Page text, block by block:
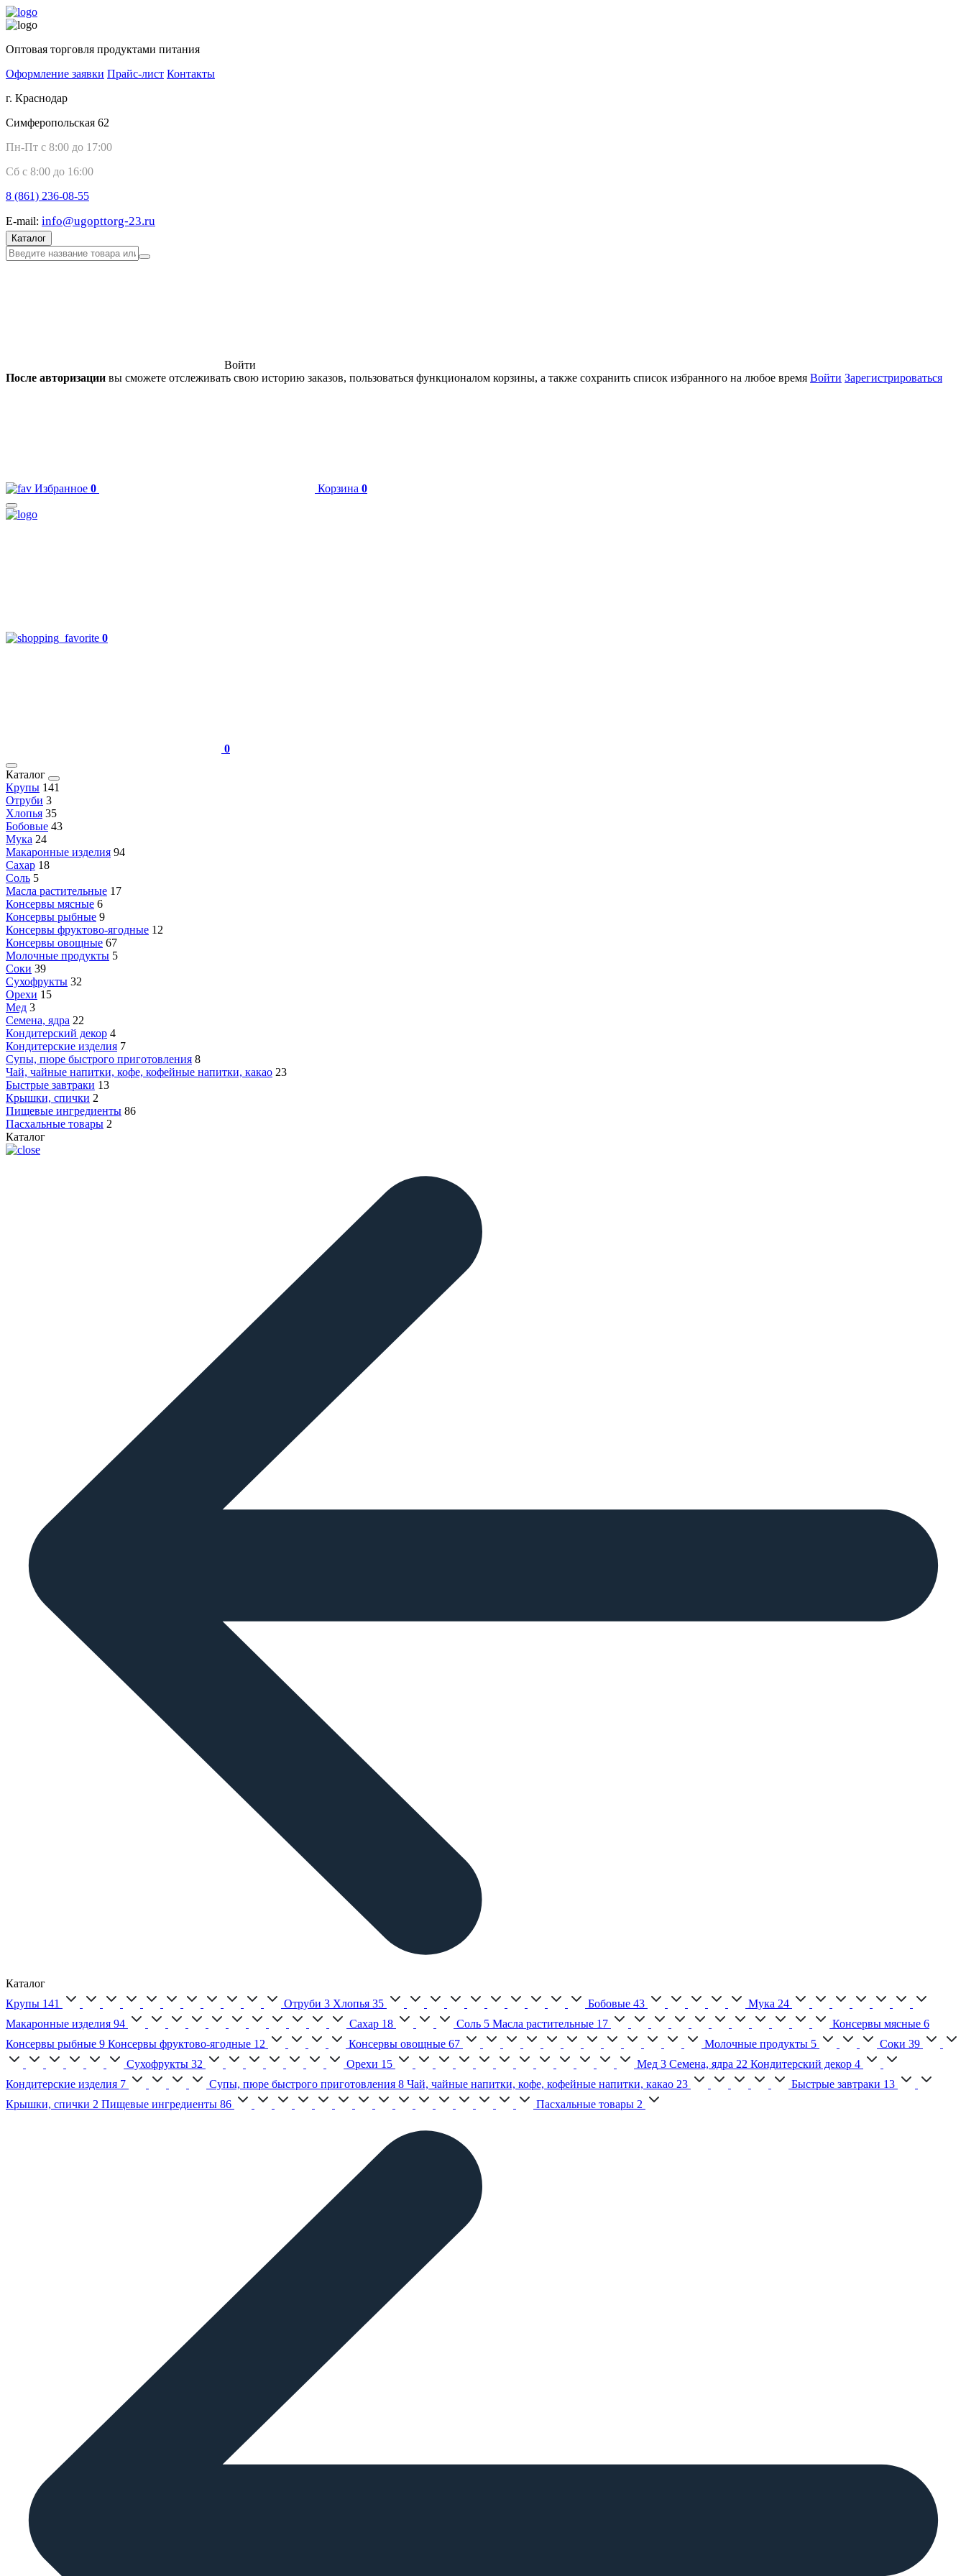
Оптовая торговля продуктами питания
Оформление заявки Прайс-лист Контакты
г. Краснодар
Симферопольская 62
Пн-Пт с 8:00 до 17:00
Сб с 8:00 до 16:00
8 (861) 236-08-55
E-mail: info@ugopttorg-23.ru
Каталог
Войти
После авторизации вы сможете отслеживать свою историю заказов, пользоваться функционалом корзины, а также сохранить список избранного на любое время Войти Зарегистрироваться
Избранное 0 Корзина 0
0
0
Каталог
Крупы 141
Отруби 3
Хлопья 35
Бобовые 43
Мука 24
Макаронные изделия 94
Сахар 18
Соль 5
Масла растительные 17
Консервы мясные 6
Консервы рыбные 9
Консервы фруктово-ягодные 12
Консервы овощные 67
Молочные продукты 5
Соки 39
Сухофрукты 32
Орехи 15
Мед 3
Семена, ядра 22
Кондитерский декор 4
Кондитерские изделия 7
Супы, пюре быстрого приготовления 8
Чай, чайные напитки, кофе, кофейные напитки, какао 23
Быстрые завтраки 13
Крышки, спички 2
Пищевые ингредиенты 86
Пасхальные товары 2
Каталог
Каталог
Крупы 141 Отруби 3 Хлопья 35 Бобовые 43 Мука 24
Макаронные изделия 94 Сахар 18 Соль 5 Масла растительные 17 Консервы мясные 6
Консервы рыбные 9 Консервы фруктово-ягодные 12 Консервы овощные 67 Молочные продукты 5 Соки 39
Сухофрукты 32 Орехи 15 Мед 3 Семена, ядра 22 Кондитерский декор 4
Кондитерские изделия 7 Супы, пюре быстрого приготовления 8 Чай, чайные напитки, кофе, кофейные напитки, какао 23 Быстрые завтраки 13
Крышки, спички 2 Пищевые ингредиенты 86 Пасхальные товары 2